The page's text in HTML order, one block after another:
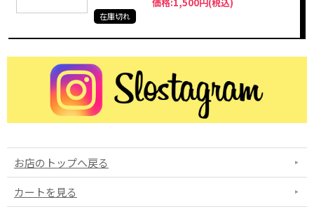
在庫切れ
お店のトップへ戻る
カートを見る